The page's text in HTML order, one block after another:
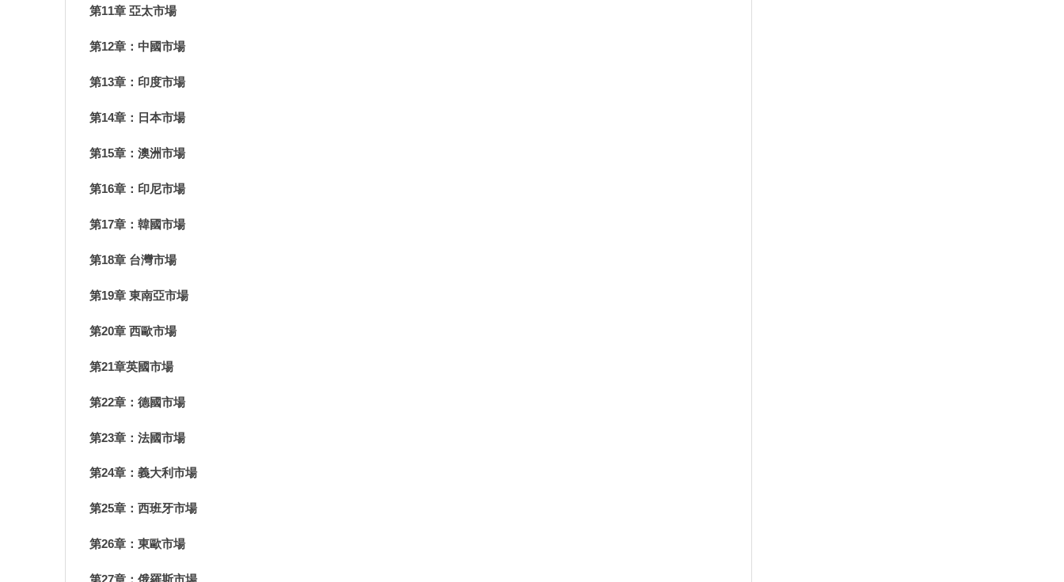
第11章 亞太市場
第12章：中國市場
第13章：印度市場
第14章：日本市場
第15章：澳洲市場
第16章：印尼市場
第17章：韓國市場
第18章 台灣市場
第19章 東南亞市場
第20章 西歐市場
第21章英國市場
第22章：德國市場
第23章：法國市場
第24章：義大利市場
第25章：西班牙市場
第26章：東歐市場